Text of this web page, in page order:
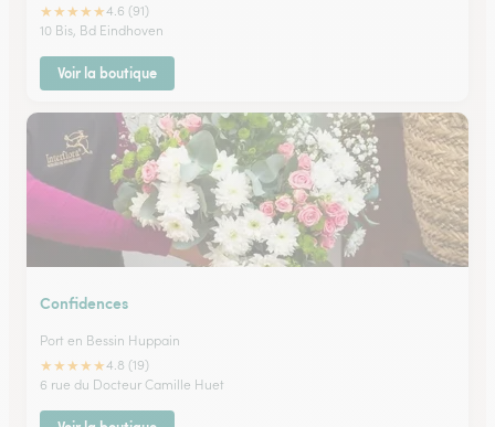
★★★★★4.6 (91)
10 Bis, Bd Eindhoven
Voir la boutique
Confidences
Port en Bessin Huppain
★★★★★4.8 (19)
6 rue du Docteur Camille Huet